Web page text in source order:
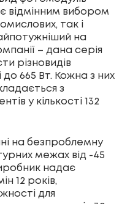
відмінним вибором
так і
на
– дана серія
різновидів
до 665 Вт. Кожна з них
з
у кількості 132
на безпроблемну
межах від -45
надає
12 років,
для